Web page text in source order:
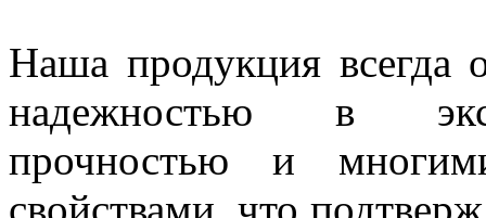
Наша продукция всегда
надежностью в
прочностью и
свойствами, что